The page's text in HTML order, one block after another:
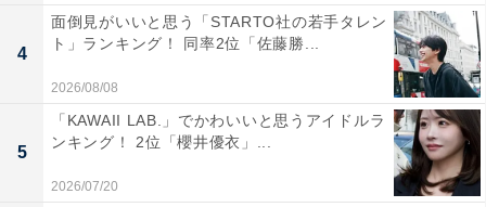
1位：白山白川郷ホワイトロード／112票
4
面倒見がいいと思う「STARTO社の若手タレン
ト」ランキング！ 同率2位「佐藤勝...
2026/08/08
5
「KAWAII LAB.」でかわいいと思うアイドルラ
ンキング！ 2位「櫻井優衣」...
2026/07/20